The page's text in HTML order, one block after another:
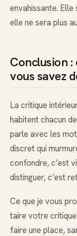
envahissante. Elle
elle ne sera plus
Conclusion :
vous savez
La critique
habitent chacun
parle avec les
discret qui
confondre, c’est
distinguer, c’est
Ce que je vous
taire votre
faire une place,